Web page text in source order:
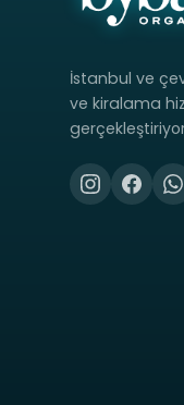
İstanbul ve
ve kiralama